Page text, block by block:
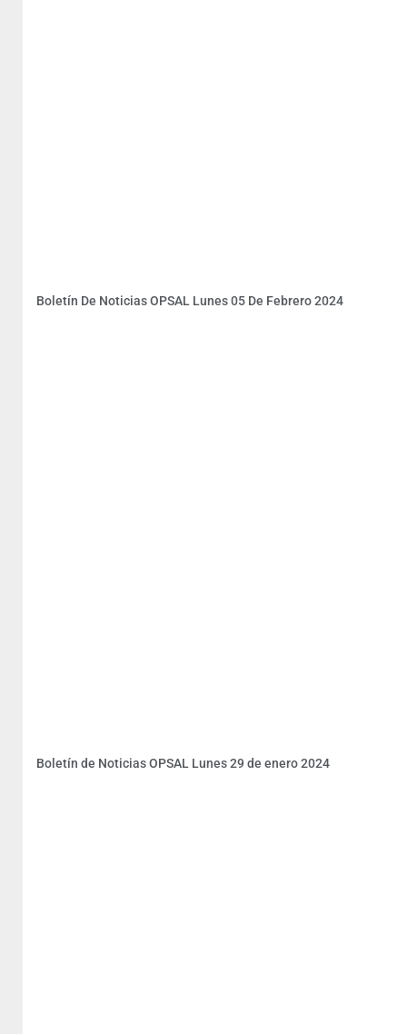
Boletín De Noticias OPSAL Lunes 05 De Febrero 2024
Boletín de Noticias OPSAL Lunes 29 de enero 2024